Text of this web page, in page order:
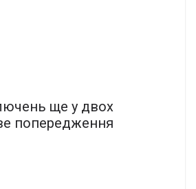
ще у двох
попередження